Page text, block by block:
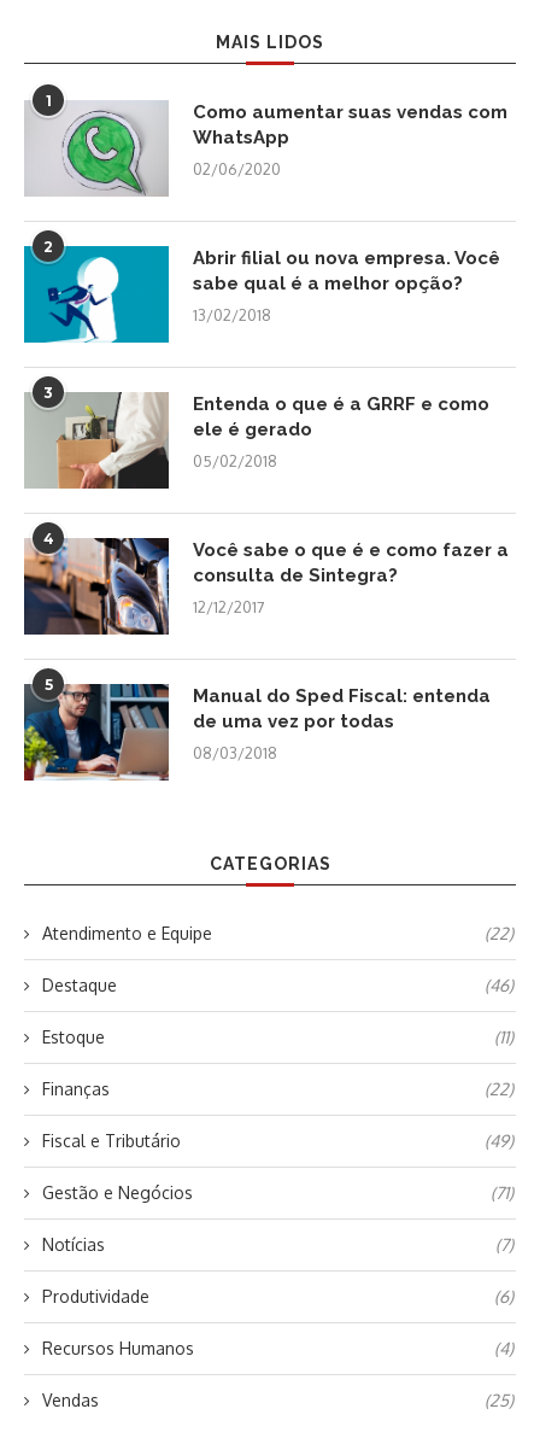
MAIS LIDOS
1
Como aumentar suas vendas com
WhatsApp
02/06/2020
2
Abrir filial ou nova empresa. Você
sabe qual é a melhor opção?
13/02/2018
3
Entenda o que é a GRRF e como
ele é gerado
05/02/2018
4
Você sabe o que é e como fazer a
consulta de Sintegra?
12/12/2017
5
Manual do Sped Fiscal: entenda
de uma vez por todas
08/03/2018
CATEGORIAS
Atendimento e Equipe (22)
Destaque (46)
Estoque (11)
Finanças (22)
Fiscal e Tributário (49)
Gestão e Negócios (71)
Notícias (7)
Produtividade (6)
Recursos Humanos (4)
Vendas (25)